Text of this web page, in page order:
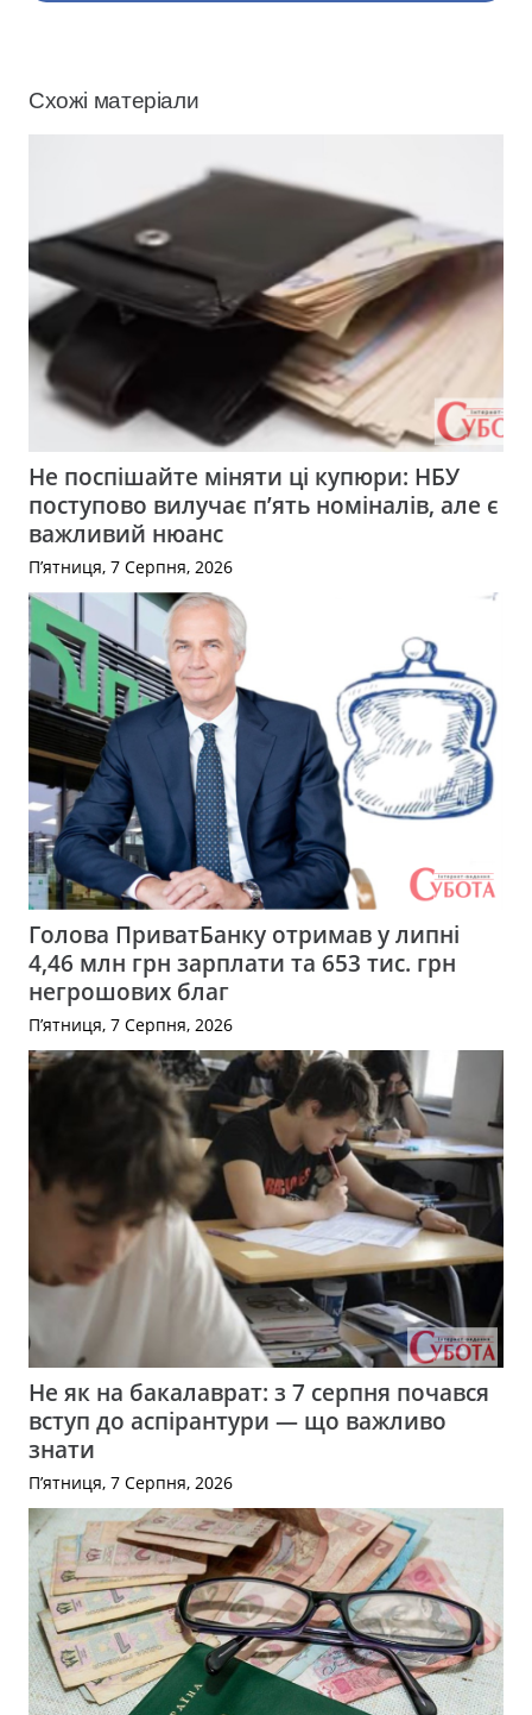
Схожі матеріали
Не поспішайте міняти ці купюри: НБУ
поступово вилучає п’ять номіналів, але є
важливий нюанс
П’ятниця, 7 Серпня, 2026
Голова ПриватБанку отримав у липні
4,46 млн грн зарплати та 653 тис. грн
негрошових благ
П’ятниця, 7 Серпня, 2026
Не як на бакалаврат: з 7 серпня почався
вступ до аспірантури — що важливо
знати
П’ятниця, 7 Серпня, 2026